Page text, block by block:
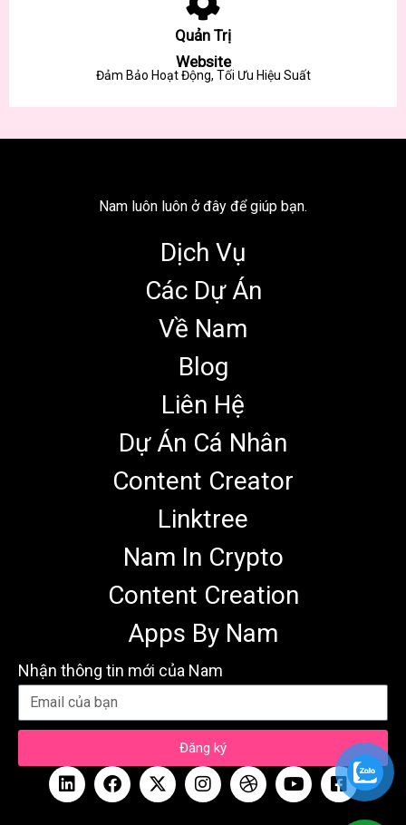
Quản Trị
Website
Đảm Bảo Hoạt Động, Tối Ưu Hiệu Suất
Nam luôn luôn ở đây để giúp bạn.
Dịch Vụ
Các Dự Án
Về Nam
Blog
Liên Hệ
Dự Án Cá Nhân
Content Creator
Linktree
Nam In Crypto
Content Creation
Apps By Nam
Nhận thông tin mới của Nam
Đăng ký